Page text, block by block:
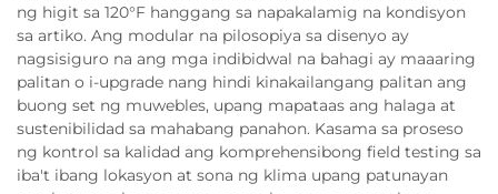
ng higit sa 120°F hanggang sa napakalamig na kondisyon
sa artiko. Ang modular na pilosopiya sa disenyo ay
nagsisiguro na ang mga indibidwal na bahagi ay maaaring
palitan o i-upgrade nang hindi kinakailangang palitan ang
buong set ng muwebles, upang mapataas ang halaga at
sustenibilidad sa mahabang panahon. Kasama sa proseso
ng kontrol sa kalidad ang komprehensibong field testing sa
iba't ibang lokasyon at sona ng klima upang patunayan